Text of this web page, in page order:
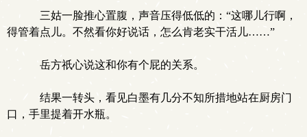
三姑一脸推心置腹，声音压得低低的：“这哪儿行啊，
得管着点儿。不然看你好说话，怎么肯老实干活儿……”
岳方祇心说这和你有个屁的关系。
结果一转头，看见白墨有几分不知所措地站在厨房门
口，手里提着开水瓶。